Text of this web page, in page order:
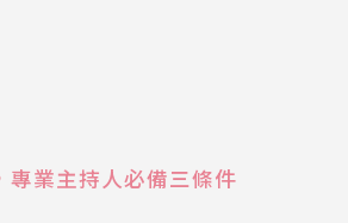
業主持人必備三條件